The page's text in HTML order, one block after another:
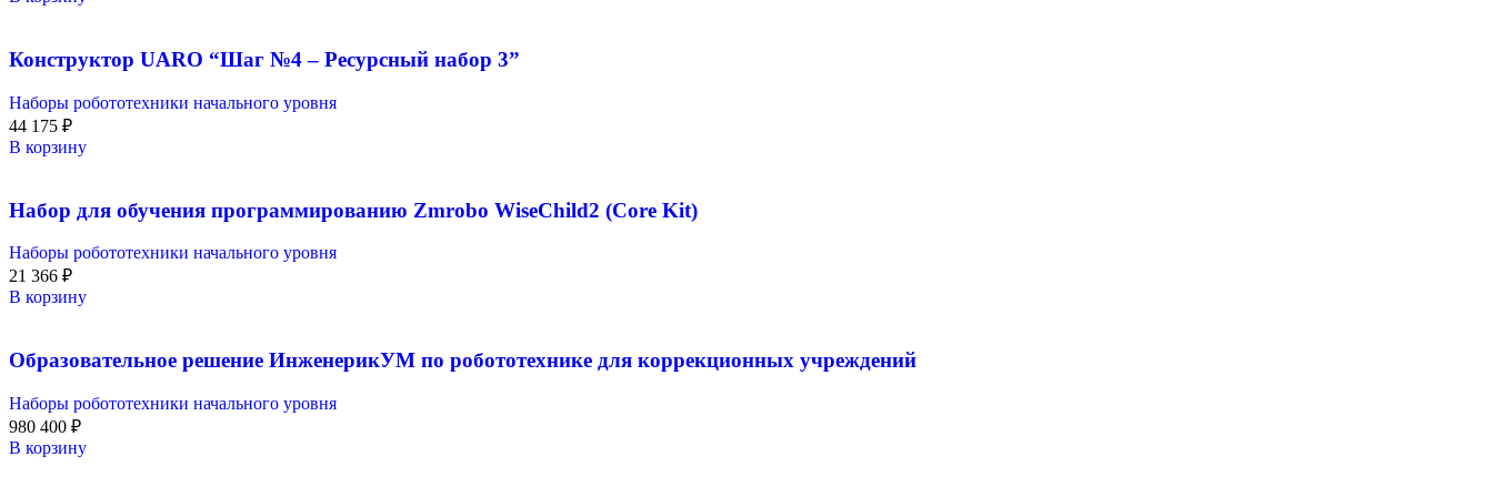
Конструктор UARO “Шаг №4 – Ресурсный набор 3”
Наборы робототехники начального уровня
44 175 ₽
В корзину
Набор для обучения программированию Zmrobo WiseChild2 (Core Kit)
Наборы робототехники начального уровня
21 366 ₽
В корзину
Образовательное решение ИнженерикУМ по робототехнике для коррекционных учреждений
Наборы робототехники начального уровня
980 400 ₽
В корзину